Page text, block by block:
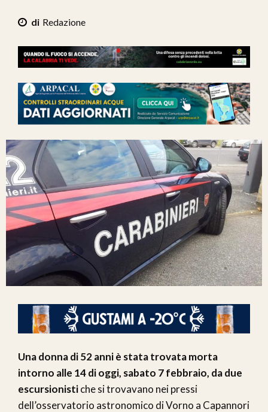
Redazione
Una donna di 52 anni è stata trovata morta
intorno alle 14 di oggi, sabato 7 febbraio, da due
escursionistiche si trovavano nei pressi
dell’osservatorio astronomico di Vorno a Capannori